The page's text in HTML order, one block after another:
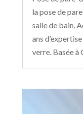
la pose de
salle de bain,
ans
verre. Basée à